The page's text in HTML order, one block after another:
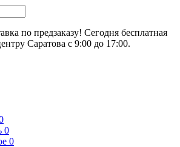
по предзаказу! Сегодня бесплатная
Саратова с 9:00 до 17:00.
0
0